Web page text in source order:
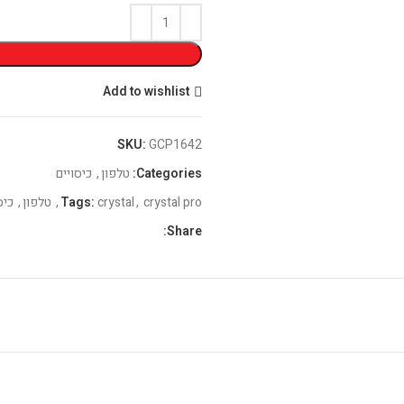
Add to wishlist
SKU:GCP1642
Categories: טלפון, כיסויים
Tags:crystal, crystal pro
, טלפון,
Share: